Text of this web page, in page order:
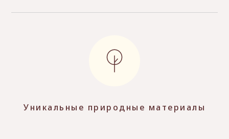
Уникальные природные материалы